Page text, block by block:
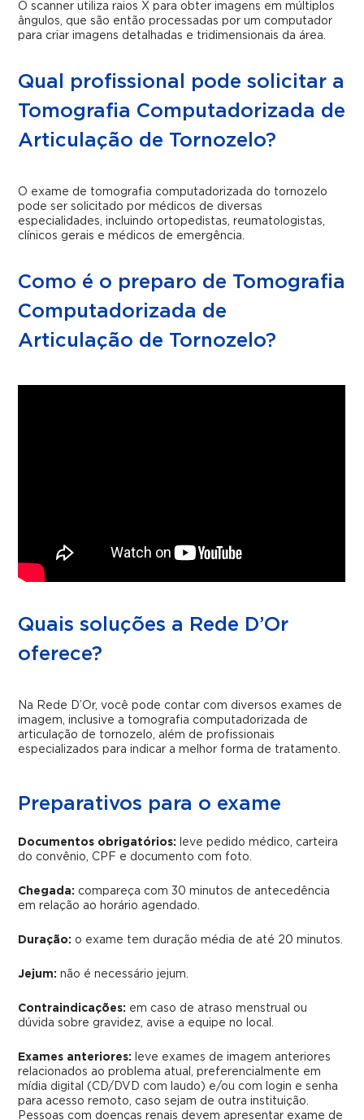
O scanner utiliza raios X para obter imagens em múltiplos
ângulos, que são então processadas por um computador
para criar imagens detalhadas e tridimensionais da área.
Qual profissional pode solicitar a
Tomografia Computadorizada de
Articulação de Tornozelo?
O exame de tomografia computadorizada do tornozelo
pode ser solicitado por médicos de diversas
especialidades, incluindo ortopedistas, reumatologistas,
clínicos gerais e médicos de emergência.
Como é o preparo de Tomografia
Computadorizada de
Articulação de Tornozelo?
Quais soluções a Rede D’Or
oferece?
Na Rede D’Or, você pode contar com diversos exames de
imagem, inclusive a tomografia computadorizada de
articulação de tornozelo, além de profissionais
especializados para indicar a melhor forma de tratamento.
Preparativos para o exame
Documentos obrigatórios:
leve pedido médico, carteira
do convênio, CPF e documento com foto.
Chegada: compareça com 30 minutos de antecedência
em relação ao horário agendado.
Duração: o exame tem duração média de até 20 minutos.
Jejum: não é necessário jejum.
Contraindicações: em caso de atraso menstrual ou
dúvida sobre gravidez, avise a equipe no local.
Exames anteriores:
leve exames de imagem anteriores
relacionados ao problema atual, preferencialmente em
mídia digital (CD/DVD com laudo) e/ou com login e senha
para acesso remoto, caso sejam de outra instituição.
Pessoas com doenças renais devem apresentar exame de